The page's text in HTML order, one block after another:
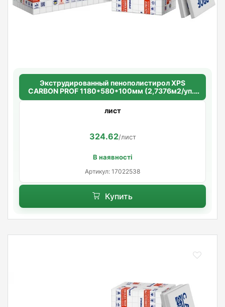
Экструдированный пенополистирол XPS
CARBON PROF 1180*580*100мм (2,7376м2/уп.)
(4шт/уп.)
лист
324.62/лист
В наявності
Артикул: 17022538
Купить